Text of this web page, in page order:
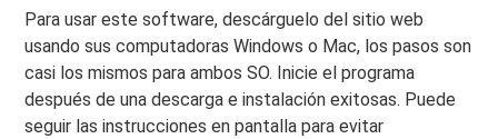
Para usar este software, descárguelo del sitio web
usando sus computadoras Windows o Mac, los pasos son
casi los mismos para ambos SO. Inicie el programa
después de una descarga e instalación exitosas. Puede
seguir las instrucciones en pantalla para evitar